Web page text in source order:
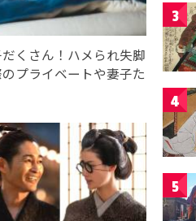
だくさん！ハメられ失脚
プライベートや妻子た
3
4
5